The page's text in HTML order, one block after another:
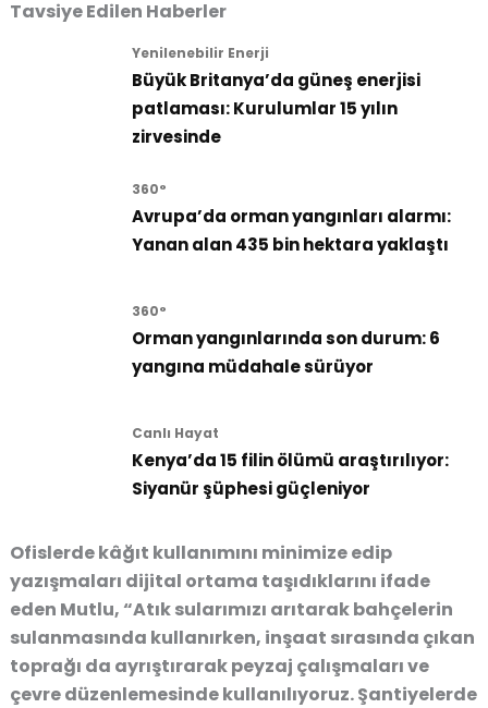
Tavsiye Edilen Haberler
Yenilenebilir Enerji
Büyük Britanya’da güneş enerjisi
patlaması: Kurulumlar 15 yılın
zirvesinde
360°
Avrupa’da orman yangınları alarmı:
Yanan alan 435 bin hektara yaklaştı
360°
Orman yangınlarında son durum: 6
yangına müdahale sürüyor
Canlı Hayat
Kenya’da 15 filin ölümü araştırılıyor:
Siyanür şüphesi güçleniyor
Ofislerde kâğıt kullanımını minimize edip
yazışmaları dijital ortama taşıdıklarını ifade
eden Mutlu, “Atık sularımızı arıtarak bahçelerin
sulanmasında kullanırken, inşaat sırasında çıkan
toprağı da ayrıştırarak peyzaj çalışmaları ve
çevre düzenlemesinde kullanılıyoruz. Şantiyelerde